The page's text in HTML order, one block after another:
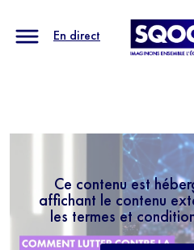
En direct
Ce contenu est
affichant le contenu
les termes et